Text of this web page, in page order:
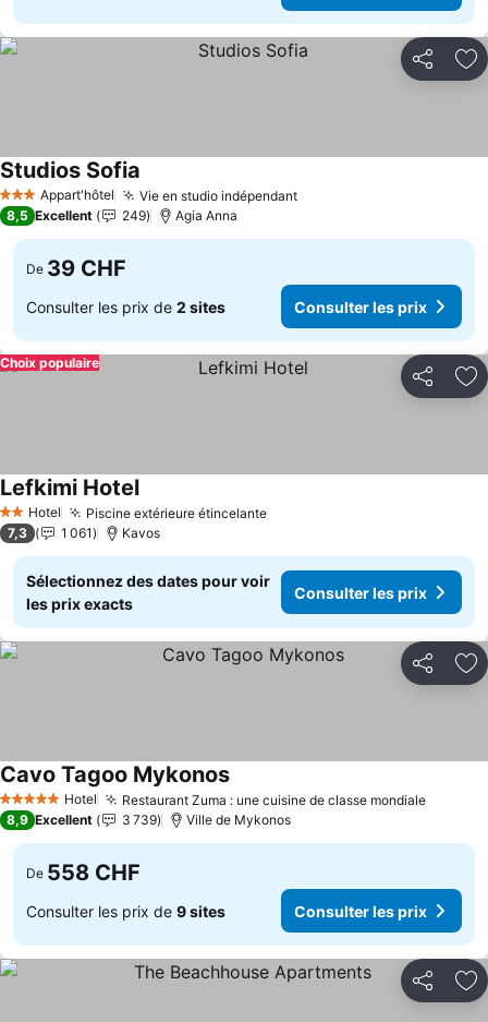
Partager
3 ÉtoilesAppart'hôtel Vie en studio indépendantConsulter les prix
Studios Sofia
8,5 Excellent 249 Agia Anna
De 39 CHF
Consulter les prix de 2 sites Consulter les prix
Partager
Choix populaire
2 Étoiles
Hotel Piscine extérieure étincelanteConsulter les prix
Lefkimi HotelConsulter les prix
7,3 1 061 Kavos
Sélectionnez des dates pour voir
les prix exacts
Consulter les prix
Partager
5 Étoiles Hotel Restaurant Zuma : une cuisine de classe mondiale
Cavo Tagoo MykonosConsulter les prix
8,9 Excellent 3 739 Ville de Mykonos
De 558 CHF
Consulter les prix de 9 sites Consulter les prix
Partager